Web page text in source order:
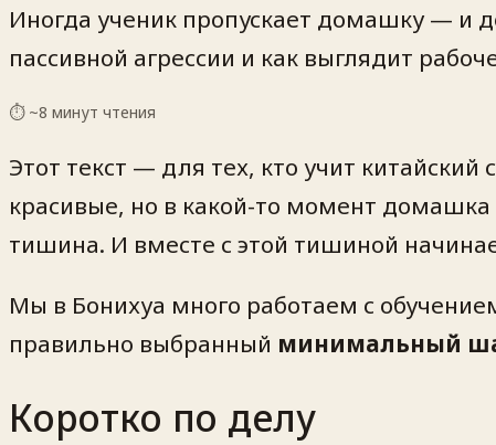
Иногда ученик пропускает домашку — и
пассивной агрессии и как выглядит
⏱ ~8 минут чтения
Этот текст — для тех, кто учит
красивые, но в какой-то момент домашка
тишина. И вместе с этой тишиной
Мы в Бонихуа много работаем с
правильно выбранный минимальный
Коротко по делу